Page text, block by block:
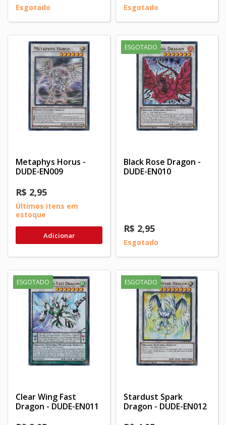
Esgotado Esgotado
Metaphys Horus -
DUDE-EN009
R$ 2,95
Últimos itens em
estoque
Adicionar
ESGOTADO
Black Rose Dragon -
DUDE-EN010
R$ 2,95
Esgotado
ESGOTADO
Clear Wing Fast
Dragon - DUDE-EN011
ESGOTADO
Stardust Spark
Dragon - DUDE-EN012